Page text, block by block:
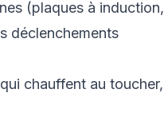
(plaques à induction,
déclenchements
chauffent au toucher,